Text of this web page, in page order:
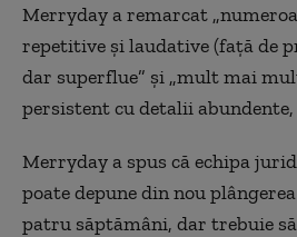
Merryday a remarcat
repetitive și laudative (față de
dar superflue” și „mult mai
persistent cu detalii
Merryday a spus că echipa
poate depune din nou
patru săptămâni, dar trebuie